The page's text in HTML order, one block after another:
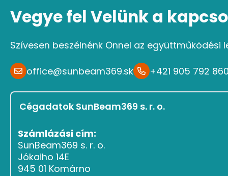
Vegye fel Velünk a
Szívesen beszélnénk Önnel az együttműködési
office@sunbeam369.sk +421 905 792
Cégadatok SunBeam369 s. r. o.
Számlázási cím:
SunBeam369 s. r. o.
Jókaiho 14E
945 01 Komárno